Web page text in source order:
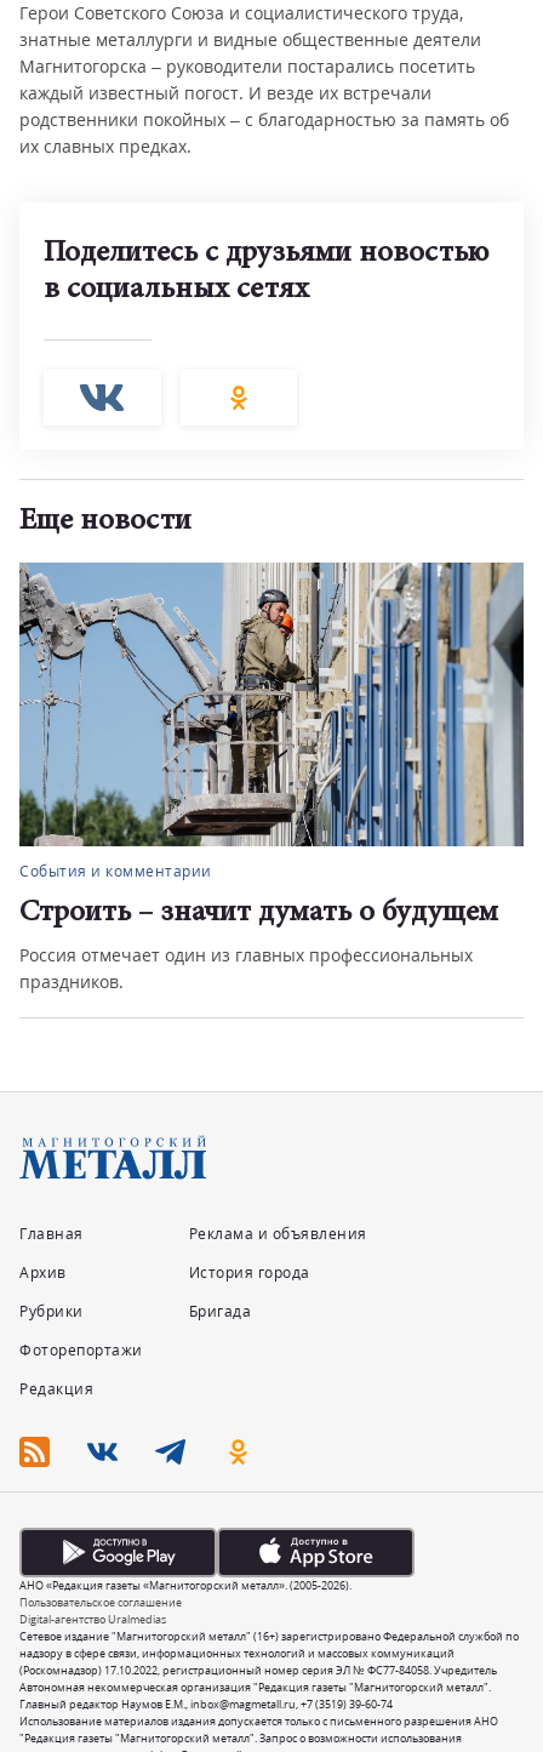
Герои Советского Союза и социалистического труда,
знатные металлурги и видные общественные деятели
Магнитогорска – руководители постарались посетить
каждый известный погост. И везде их встречали
родственники покойных – с благодарностью за память об
их славных предках.
Поделитесь с друзьями новостью
в социальных сетях
Еще новости
События и комментарии
Строить – значит думать о будущем
Россия отмечает один из главных профессиональных
праздников.
Главная
Архив
Рубрики
Фоторепортажи
Редакция
Реклама и объявления
История города
Бригада
Сетевое издание "Магнитогорский металл" (16+) зарегистрировано Федеральной службой по
надзору в сфере связи, информационных технологий и массовых коммуникаций
(Роскомнадзор) 17.10.2022, регистрационный номер серия ЭЛ № ФС77-84058. Учредитель
Автономная некоммерческая организация "Редакция газеты "Магнитогорский металл".
Главный редактор Наумов Е.М.,inbox@magmetall.ru,+7 (3519) 39-60-74
Использование материалов издания допускается только с письменного разрешения АНО
"Редакция газеты "Магнитогорский металл". Запрос о возможности использования
Пользовательское соглашение
Digital-агентство Uralmedias
АНО «Редакция газеты «Магнитогорский металл». (2005-2026).